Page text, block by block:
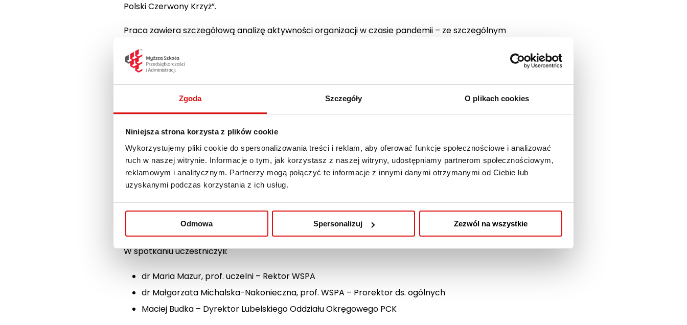
Zgoda Szczegóły O plikach cookies
Niniejsza strona korzysta z plików cookie
Wykorzystujemy pliki cookie do spersonalizowania treści i reklam, aby oferować funkcje społecznościowe i analizować
ruch w naszej witrynie. Informacje o tym, jak korzystasz z naszej witryny, udostępniamy partnerom społecznościowym,
reklamowym i analitycznym. Partnerzy mogą połączyć te informacje z innymi danymi otrzymanymi od Ciebie lub
uzyskanymi podczas korzystania z ich usług.
Odmowa Spersonalizuj Zezwól na wszystkie
Polski Czerwony Krzyż”.
Praca zawiera szczegółową analizę aktywności organizacji w czasie pandemii – ze szczególnym
pracowników PCK.
Warto przypomnieć, że w siedzibie WSPA w latach 2022–2024 mieściła się tymczasowa lubelska filia
Niemieckiego Czerwonego Krzyża (DRK), wspierająca działania pomocowe dla uchodźców z Ukrainy. To
doświadczenie podkreśla zaangażowanie uczelni w działania społeczne i humanitarne.
kierunków:Praca socjalnaorazStosunki międzynarodowe– w obszarze edukacji, wolontariatu, projektów
społecznych i integracyjnych.
prowadzonych lokalnie przez wolontariuszy i pracowników Oddziału Lubelskiego Polskiego Czerwonego
Krzyża” – fragment pracy dyplomowej Izabeli Stępniak
W spotkaniu uczestniczyli:
dr Maria Mazur, prof. uczelni – Rektor WSPA
dr Małgorzata Michalska-Nakonieczna, prof. WSPA – Prorektor ds. ogólnych
Maciej Budka – Dyrektor Lubelskiego Oddziału Okręgowego PCK